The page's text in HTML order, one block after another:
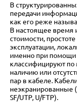
В
передачи
как его реже
В настоящее время
стоимости,
эксплуатации,
именно при помощи
классифицируют
наличию или
пар в кабеле.
неэкранированные
SF/UTP, U/FTP).